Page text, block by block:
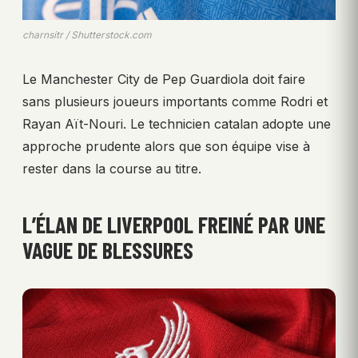
charnsitr / Shutterstock.com
Le Manchester City de Pep Guardiola doit faire
sans plusieurs joueurs importants comme Rodri et
Rayan Aït-Nouri. Le technicien catalan adopte une
approche prudente alors que son équipe vise à
rester dans la course au titre.
L’ÉLAN DE LIVERPOOL FREINÉ PAR UNE
VAGUE DE BLESSURES